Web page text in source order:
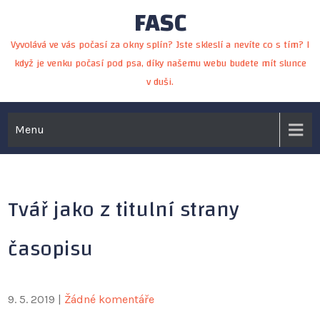
content
FASC
Vyvolává ve vás počasí za okny splín? Jste skleslí a nevíte co s tím? I
když je venku počasí pod psa, díky našemu webu budete mít slunce
v duši.
Menu
Tvář jako z titulní strany
časopisu
9. 5. 2019 | Žádné komentáře